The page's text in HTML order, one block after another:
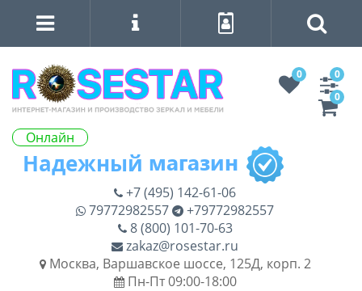
Онлайн
0
0
0
+7 (495) 142-61-06
79772982557
+79772982557
8 (800) 101-70-63
zakaz@rosestar.ru
Москва, Варшавское шоссе, 125Д, корп. 2
Пн-Пт 09:00-18:00